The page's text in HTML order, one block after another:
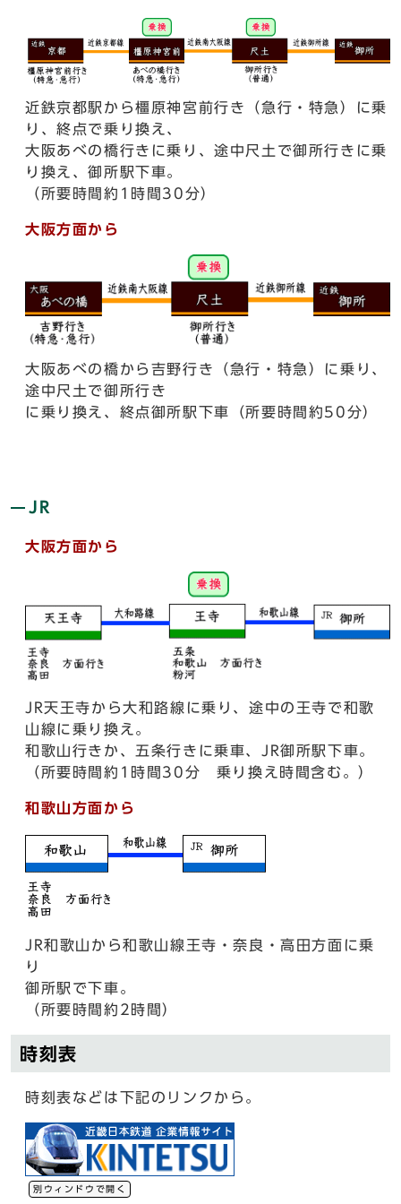
近鉄京都駅から橿原神宮前行き（急行・特急）に乗
り、終点で乗り換え、
大阪あべの橋行きに乗り、途中尺土で御所行きに乗
り換え、御所駅下車。
（所要時間約1時間30分）
大阪方面から
大阪あべの橋から吉野行き（急行・特急）に乗り、
途中尺土で御所行き
に乗り換え、終点御所駅下車（所要時間約50分）
JR
大阪方面から
JR天王寺から大和路線に乗り、途中の王寺で和歌
山線に乗り換え。
和歌山行きか、五条行きに乗車、JR御所駅下車。
（所要時間約1時間30分 乗り換え時間含む。）
和歌山方面から
JR和歌山から和歌山線王寺・奈良・高田方面に乗
り
御所駅で下車。
（所要時間約2時間）
時刻表
時刻表などは下記のリンクから。
別ウィンドウで開く